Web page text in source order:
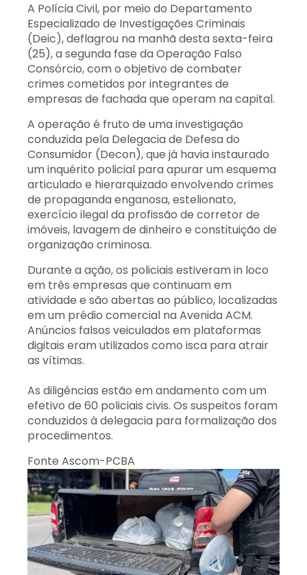
A Polícia Civil, por meio do Departamento
Especializado de Investigações Criminais
(Deic), deflagrou na manhã desta sexta-feira
(25), a segunda fase da Operação Falso
Consórcio, com o objetivo de combater
crimes cometidos por integrantes de
empresas de fachada que operam na capital.
A operação é fruto de uma investigação
conduzida pela Delegacia de Defesa do
Consumidor (Decon), que já havia instaurado
um inquérito policial para apurar um esquema
articulado e hierarquizado envolvendo crimes
de propaganda enganosa, estelionato,
exercício ilegal da profissão de corretor de
imóveis, lavagem de dinheiro e constituição de
organização criminosa.
Durante a ação, os policiais estiveram in loco
em três empresas que continuam em
atividade e são abertas ao público, localizadas
em um prédio comercial na Avenida ACM.
Anúncios falsos veiculados em plataformas
digitais eram utilizados como isca para atrair
as vítimas.
As diligências estão em andamento com um
efetivo de 60 policiais civis. Os suspeitos foram
conduzidos à delegacia para formalização dos
procedimentos.
Fonte Ascom-PCBA